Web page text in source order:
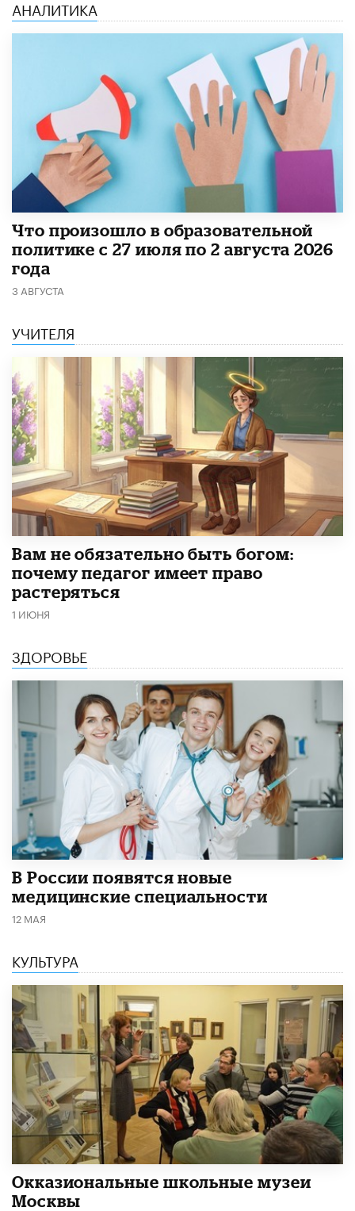
АНАЛИТИКА
​Что произошло в образовательной
политике с 27 июля по 2 августа 2026
года
3 АВГУСТА
УЧИТЕЛЯ
​Вам не обязательно быть богом:
почему педагог имеет право
растеряться
1 ИЮНЯ
ЗДОРОВЬЕ
В России появятся новые
медицинские специальности
12 МАЯ
КУЛЬТУРА
​Окказиональные школьные музеи
Москвы